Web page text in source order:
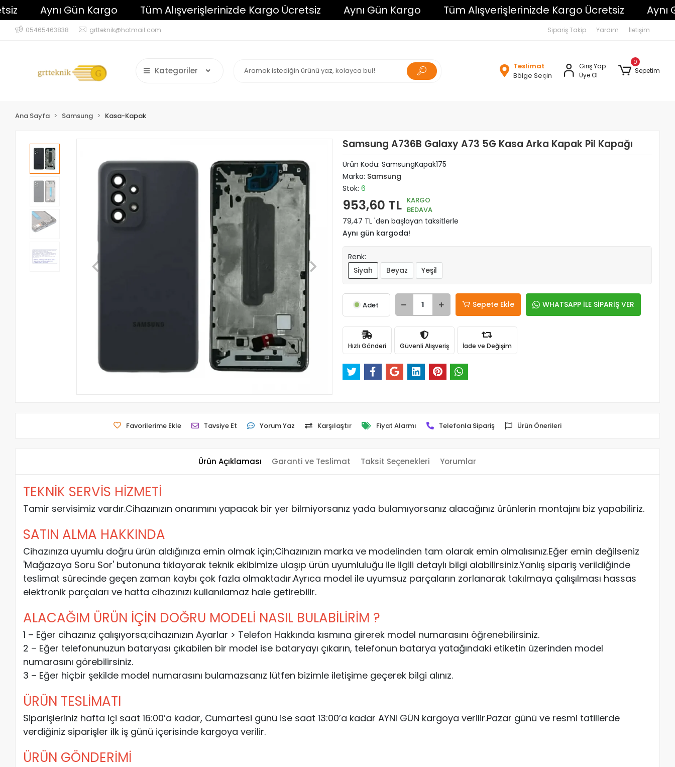
Aynı Gün Kargo Tüm Alışverişlerinizde Kargo Ücretsiz Aynı Gün Kargo Tüm Alışverişlerinizde Kargo Ücretsiz Aynı Gün
05465463838 grtteknik@hotmail.com Sipariş Takip Yardım İletişim
Kategoriler
Teslimat
Bölge Seçin
Giriş Yap
Üye Ol
0
Sepetim
Ana Sayfa Samsung Kasa-Kapak
Samsung A736B Galaxy A73 5G Kasa Arka Kapak Pil Kapağı
Ürün Kodu: SamsungKapak175
Marka: Samsung
Stok: 6
953,60 TL KARGO
BEDAVA
79,47 TL 'den başlayan taksitlerle
Aynı gün kargoda!
Renk:
Siyah
Beyaz Yeşil
Adet Sepete Ekle WHATSAPP İLE SİPARİŞ VER
Hızlı Gönderi Güvenli Alışveriş İade ve Değişim
Favorilerime Ekle Tavsiye Et Yorum Yaz Karşılaştır Fiyat Alarmı Telefonla Sipariş Ürün Önerileri
Ürün Açıklaması Garanti ve Teslimat Taksit Seçenekleri Yorumlar
TEKNİK SERVİS HİZMETİ
Tamir servisimiz vardır.Cihazınızın onarımını yapacak bir yer bilmiyorsanız yada bulamıyorsanız alacağınız ürünlerin montajını biz yapabiliriz.
SATIN ALMA HAKKINDA
Cihazınıza uyumlu doğru ürün aldığınıza emin olmak için;Cihazınızın marka ve modelinden tam olarak emin olmalısınız.Eğer emin değilseniz
'Mağazaya Soru Sor' butonuna tıklayarak teknik ekibimize ulaşıp ürün uyumluluğu ile ilgili detaylı bilgi alabilirsiniz.Yanlış sipariş verildiğinde
teslimat sürecinde geçen zaman kaybı çok fazla olmaktadır.Ayrıca model ile uyumsuz parçaların zorlanarak takılmaya çalışılması hassas
elektronik parçaları ve hatta cihazınızı kullanılamaz hale getirebilir.
ALACAĞIM ÜRÜN İÇİN DOĞRU MODELİ NASIL BULABİLİRİM ?
1 – Eğer cihazınız çalışıyorsa;cihazınızın Ayarlar > Telefon Hakkında kısmına girerek model numarasını öğrenebilirsiniz.
2 – Eğer telefonunuzun bataryası çıkabilen bir model ise bataryayı çıkarın, telefonun batarya yatağındaki etiketin üzerinden model
numarasını görebilirsiniz.
3 – Eğer hiçbir şekilde model numarasını bulamazsanız lütfen bizimle iletişime geçerek bilgi alınız.
ÜRÜN TESLİMATI
Siparişleriniz hafta içi saat 16:00’a kadar, Cumartesi günü ise saat 13:00’a kadar AYNI GÜN kargoya verilir.Pazar günü ve resmi tatillerde
verdiğiniz siparişler ilk iş günü içerisinde kargoya verilir.
ÜRÜN GÖNDERİMİ